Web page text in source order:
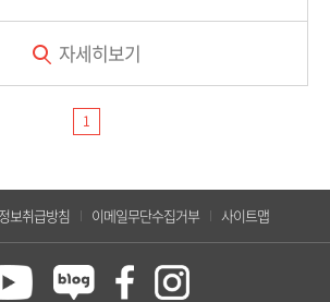
자세히보기
1
보취급방침 이메일무단수집거부 사이트맵